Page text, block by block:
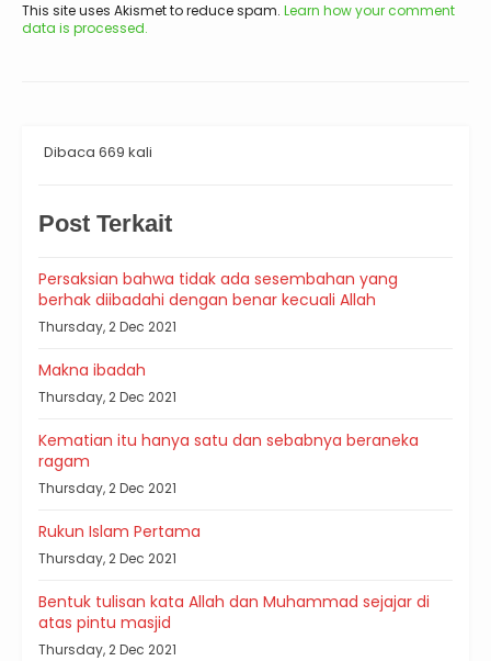
This site uses Akismet to reduce spam. Learn how your comment
data is processed.
Dibaca 669 kali
Post Terkait
Persaksian bahwa tidak ada sesembahan yang
berhak diibadahi dengan benar kecuali Allah
Thursday, 2 Dec 2021
Makna ibadah
Thursday, 2 Dec 2021
Kematian itu hanya satu dan sebabnya beraneka
ragam
Thursday, 2 Dec 2021
Rukun Islam Pertama
Thursday, 2 Dec 2021
Bentuk tulisan kata Allah dan Muhammad sejajar di
atas pintu masjid
Thursday, 2 Dec 2021